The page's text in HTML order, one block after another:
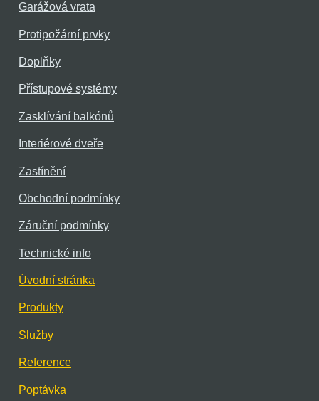
Garážová vrata
Protipožární prvky
Doplňky
Přístupové systémy
Zasklívání balkónů
Interiérové dveře
Zastínění
Obchodní podmínky
Záruční podmínky
Technické info
Úvodní stránka
Produkty
Služby
Reference
Poptávka